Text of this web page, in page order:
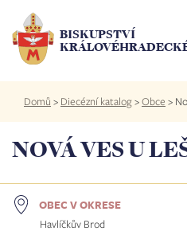
hlavnímu
obsahu
BISKUPSTVÍ
Drobečková
navigace
Domů > Diecézní katalog>Obce >
NOVÁ VES U
OBEC V OKRESE
Havlíčkův Brod